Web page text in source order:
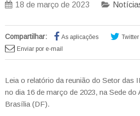
18 de março de 2023
Compartilhar: As aplicações Twitter
Enviar por e-mail
Leia o relatório da reunião do Setor das
no dia 16 de março de 2023, na Sede do
Brasília (DF).